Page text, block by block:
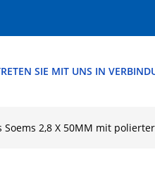
SIE MIT UNS IN
2,8 X 50MM mit